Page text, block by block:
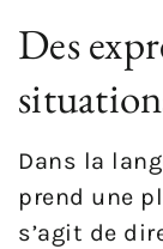
Des
Dans la
prend une
s’agit de